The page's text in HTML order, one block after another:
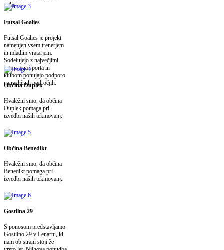
polje.
Futsal Goalies
Futsal Goalies je projekt
namenjen vsem trenerjem
in mladim vratarjem.
Sodelujejo z največjimi
imeni tega športa in
klubom ponujajo podporo
na različnih področjih.
Občina Duplek
Hvaležni smo, da občina
Duplek pomaga pri
izvedbi naših tekmovanj.
Občina Benedikt
Hvaležni smo, da občina
Benedikt pomaga pri
izvedbi naših tekmovanj.
Gostilna 29
S ponosom predstavljamo
Gostilno 29 v Lenartu, ki
nam ob strani stoji že